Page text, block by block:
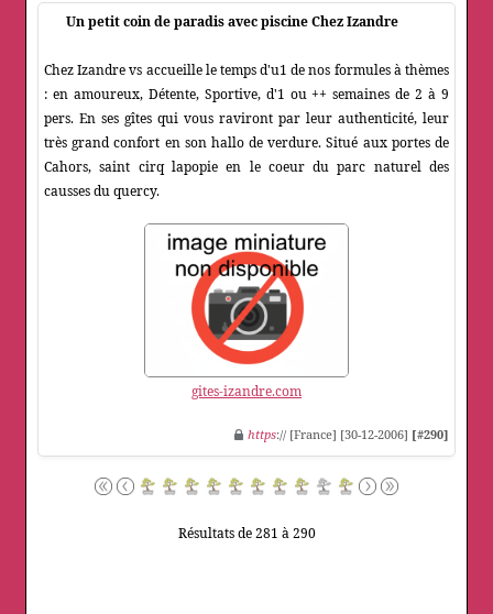
Un petit coin de paradis avec piscine Chez Izandre
Chez Izandre vs accueille le temps d'u1 de nos formules à thèmes
: en amoureux, Détente, Sportive, d'1 ou ++ semaines de 2 à 9
pers. En ses gîtes qui vous raviront par leur authenticité, leur
très grand confort en son hallo de verdure. Situé aux portes de
Cahors, saint cirq lapopie en le coeur du parc naturel des
causses du quercy.
gites-izandre.com
https:// [France] [30-12-2006] [#290]
Résultats de 281 à 290